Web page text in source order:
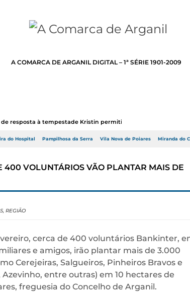
A COMARCA DE ARGANIL DIGITAL – 1ª SÉRIE 1901-2009
resposta à tempestade Kristin permitir a adj...
do Hospital Pampilhosa da Serra Vila Nova de Poiares Miranda do
400 VOLUNTÁRIOS VÃO PLANTAR MAIS DE
, REGIÃO
cerca de 400 voluntários Bankinter,
e amigos, irão plantar mais de 3.000
Cerejeiras, Salgueiros, Pinheiros Bravos e
entre outras) em 10 hectares de
freguesia do Concelho de Arganil.